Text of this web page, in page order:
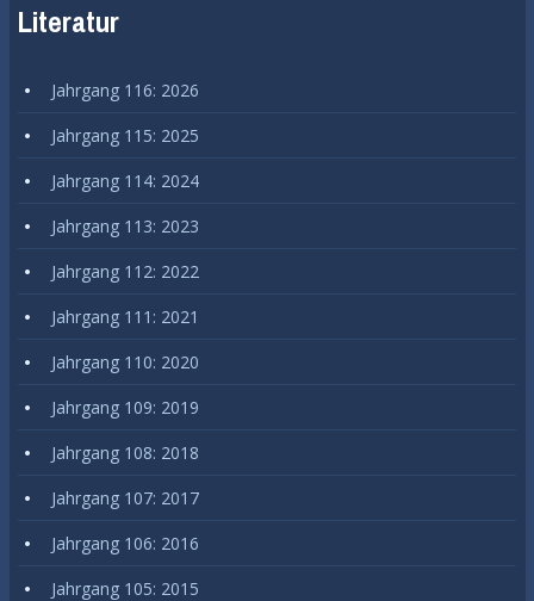
Literatur
Jahrgang 116: 2026
Jahrgang 115: 2025
Jahrgang 114: 2024
Jahrgang 113: 2023
Jahrgang 112: 2022
Jahrgang 111: 2021
Jahrgang 110: 2020
Jahrgang 109: 2019
Jahrgang 108: 2018
Jahrgang 107: 2017
Jahrgang 106: 2016
Jahrgang 105: 2015